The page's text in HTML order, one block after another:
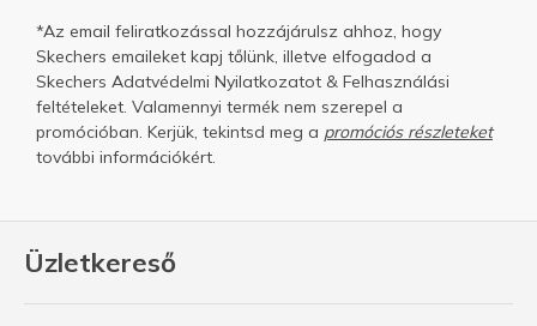
Üzletkereső
*Az email feliratkozással hozzájárulsz ahhoz, hogy
Skechers emaileket kapj tőlünk, illetve elfogadod a
Skechers Adatvédelmi Nyilatkozatot & Felhasználási
feltételeket. Valamennyi termék nem szerepel a
promócióban. Kerjük, tekintsd meg a promóciós részleteket
további információkért.